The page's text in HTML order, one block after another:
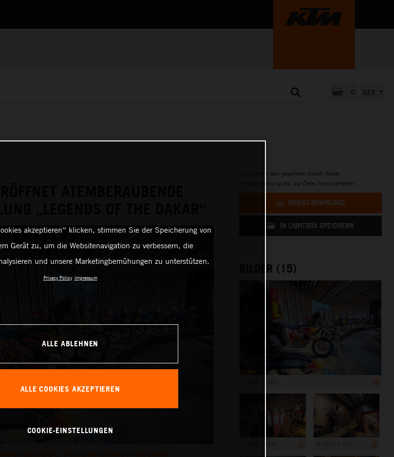
Sie können den gesamten Inhalt dieser
Pressemitteilung als .zip-Datei herunterladen:
DIREKT-DOWNLOAD
IN LIGHTBOX SPEICHERN
BILDER (15)
akzeptieren“ klicken, stimmen Sie der Speicherung von
Gerät zu, um die Websitenavigation zu verbessern, die
und unsere Marketingbemühungen zu unterstützen.
Privacy Policy Impressum
ALLE ABLEHNEN
ALLE COOKIES AKZEPTIEREN
COOKIE-EINSTELLUNGEN